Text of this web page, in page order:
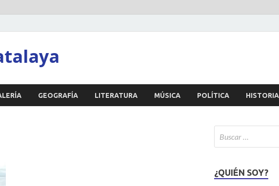
GEOGRAFÍA LITERATURA MÚSICA POLÍTICA HISTORIA
¿QUIÉN SOY?